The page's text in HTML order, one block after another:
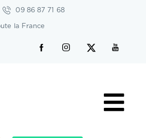
09 86 87 71 68
la France